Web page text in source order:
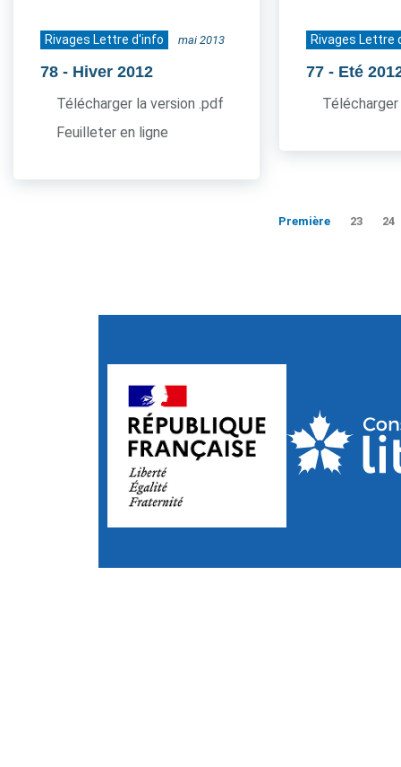
Rivages Lettre d'info mai 2013
78 - Hiver 2012
Télécharger la version .pdf
Feuilleter en ligne
Rivages Lettre
77 - Eté
Première 23 24